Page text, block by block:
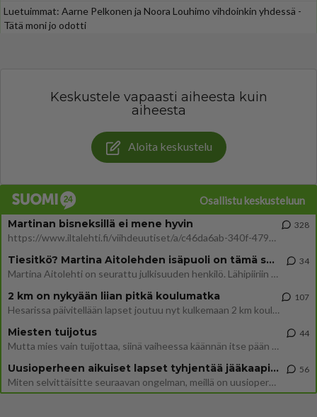
Luetuimmat: Aarne Pelkonen ja Noora Louhimo vihdoinkin yhdessä -
Tätä moni jo odotti
Keskustele vapaasti aiheesta kuin
aiheesta
Aloita keskustelu
Osallistu keskusteluun
Martinan bisneksillä ei mene hyvin
https://www.iltalehti.fi/viihdeuutiset/a/c46da6ab-340f-4790-aaa7-0865eed2336 Yrityksen konkurssihakemus on tullut kärä
328
Tiesitkö? Martina Aitolehden isäpuoli on tämä suosittu laulaja
Martina Aitolehti on seurattu julkisuuden henkilö. Lähipiiriin mahtuu muitakin tunnettuja henkilöitä. Tiesitkö, että Ma
34
2 km on nykyään liian pitkä koulumatka
Hesarissa päivitellään lapset joutuu nyt kulkemaan 2 km kouluun jösses. Ruostefillarilla tuo matka menee vaikka miten äk
107
Miesten tuijotus
Mutta mies vain tuijottaa, siinä vaiheessa käännän itse pään pois. Mikä juttu? Yleensä jos joku tuijottaa tai katsoo, hä
44
Uusioperheen aikuiset lapset tyhjentää jääkaapin käydessään
Miten selvittäisitte seuraavan ongelman, meillä on uusioperhe, minulla teini-ikäiset lapset ja puolisolla aikuiset, jotk
56